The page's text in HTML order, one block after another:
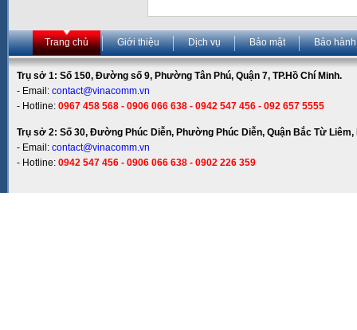
Trang chủ Giới thiệu Dịch vụ Bảo mật Bảo hành
Trụ sở 1: Số 150, Đường số 9, Phường Tân Phú, Quận 7, TP.Hồ Chí Minh.
- Email: contact@vinacomm.vn
- Hotline: 0967 458 568 - 0906 066 638 - 0942 547 456 - 092 657 5555
Trụ sở 2: Số 30, Đường Phúc Diễn, Phường Phúc Diễn, Quận Bắc Từ Liêm,
- Email: contact@vinacomm.vn
- Hotline: 0942 547 456 - 0906 066 638 - 0902 226 359